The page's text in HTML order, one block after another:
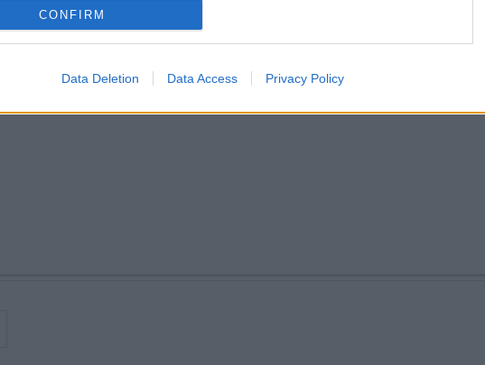
CONFIRM
Data Deletion Data Access Privacy Policy
ötvenes években alkotott maradandót
-sorozatával. Ez a különleges
a tragikomédiában és a fekete komédiában, a gegekre épülő mozgóképi